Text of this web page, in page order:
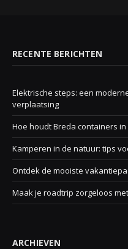
RECENTE BERICHTEN
Elektrische steps: een
verplaatsing
Hoe houdt Breda containers in
Kamperen in de natuur: tips
Ontdek de mooiste
Maak je roadtrip zorgeloos
ARCHIEVEN